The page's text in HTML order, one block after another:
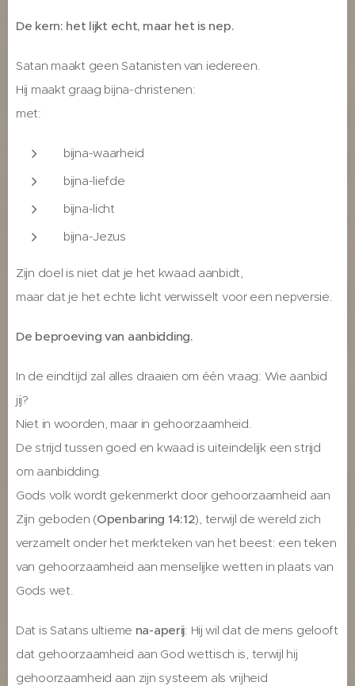
De kern: het lijkt echt, maar het is nep.
Satan maakt geen Satanisten van iedereen.
Hij maakt graag bijna-christenen:
met:
bijna-waarheid
bijna-liefde
bijna-licht
bijna-Jezus
Zijn doel is niet dat je het kwaad aanbidt,
maar dat je het echte licht verwisselt voor een nepversie.
De beproeving van aanbidding.
In de eindtijd zal alles draaien om één vraag: Wie aanbid
jij?
Niet in woorden, maar in gehoorzaamheid.
De strijd tussen goed en kwaad is uiteindelijk een strijd
om aanbidding.
Gods volk wordt gekenmerkt door gehoorzaamheid aan
Zijn geboden (Openbaring 14:12), terwijl de wereld zich
verzamelt onder het merkteken van het beest: een teken
van gehoorzaamheid aan menselijke wetten in plaats van
Gods wet.
Dat is Satans ultieme na-aperij: Hij wil dat de mens gelooft
dat gehoorzaamheid aan God wettisch is, terwijl hij
gehoorzaamheid aan zijn systeem als vrijheid